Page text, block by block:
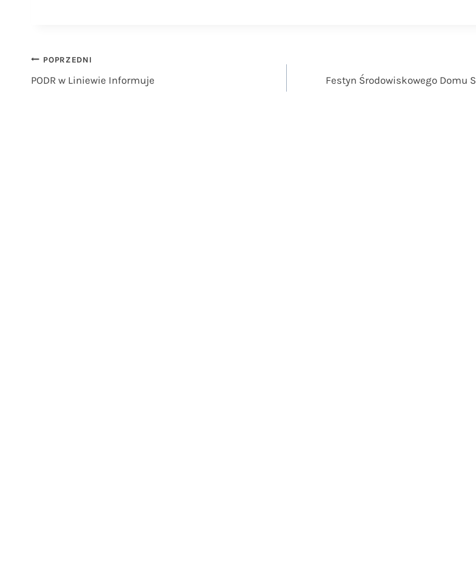
Nawigacja
POPRZEDNI
PODR w Liniewie Informuje
Festyn Środowiskowego Domu